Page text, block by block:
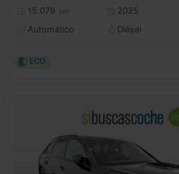
15.079 km
2025
Automático
Diésel
ECO